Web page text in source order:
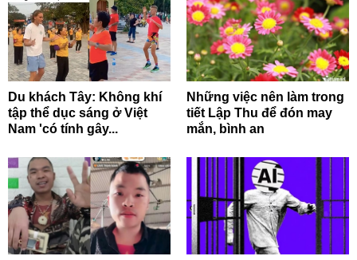
Du khách Tây: Không khí
tập thể dục sáng ở Việt
Nam 'có tính gây...
Những việc nên làm trong
tiết Lập Thu để đón may
mắn, bình an